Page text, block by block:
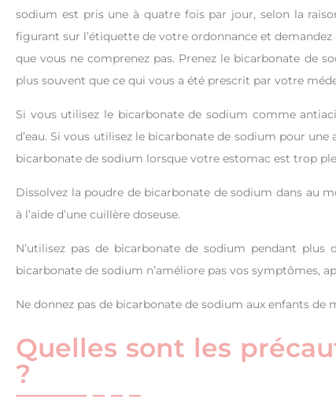
sodium est pris une à quatre fois par jour, selon la
figurant sur l’étiquette de votre ordonnance et
que vous ne comprenez pas. Prenez le bicarbonate de
plus souvent que ce qui vous a été prescrit par votre
Si vous utilisez le bicarbonate de sodium comme
d’eau. Si vous utilisez le bicarbonate de sodium pour
bicarbonate de sodium lorsque votre estomac est trop
Dissolvez la poudre de bicarbonate de sodium dans au
à l’aide d’une cuillère doseuse.
N’utilisez pas de bicarbonate de sodium pendant
bicarbonate de sodium n’améliore pas vos symptômes,
Ne donnez pas de bicarbonate de sodium aux enfants
Quelles sont les
?